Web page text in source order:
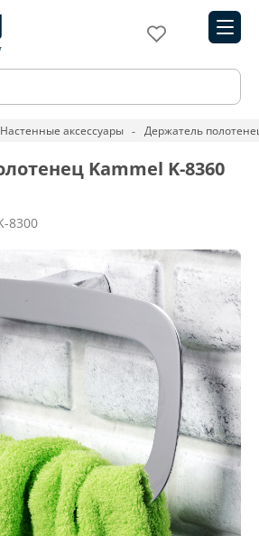
Настенные аксессуары Держатель
Kammel K-8360
8300